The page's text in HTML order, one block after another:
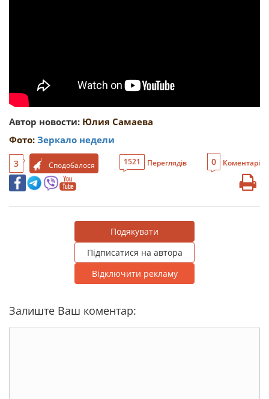
Автор новости: Юлия Самаева
Фото: Зеркало недели
3 Сподобалося 1521 Переглядів 0 Коментарі
Подякувати
Підписатися на автора
Відключити рекламу
Залиште Ваш коментар: